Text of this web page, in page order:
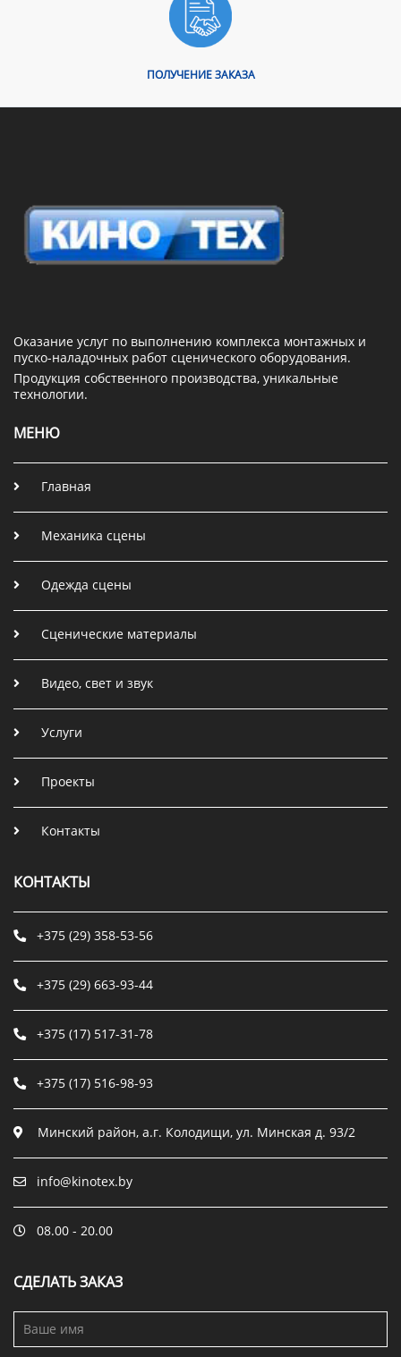
ПОЛУЧЕНИЕ ЗАКАЗА
Оказание услуг по выполнению комплекса монтажных и
пуско-наладочных работ сценического оборудования.
Продукция собственного производства, уникальные
технологии.
МЕНЮ
Главная
Механика сцены
Одежда сцены
Сценические материалы
Видео, свет и звук
Услуги
Проекты
Контакты
КОНТАКТЫ
+375 (29) 358-53-56
+375 (29) 663-93-44
+375 (17) 517-31-78
+375 (17) 516-98-93
Минский район, а.г. Колодищи, ул. Минская д. 93/2
info@kinotex.by
08.00 - 20.00
СДЕЛАТЬ ЗАКАЗ